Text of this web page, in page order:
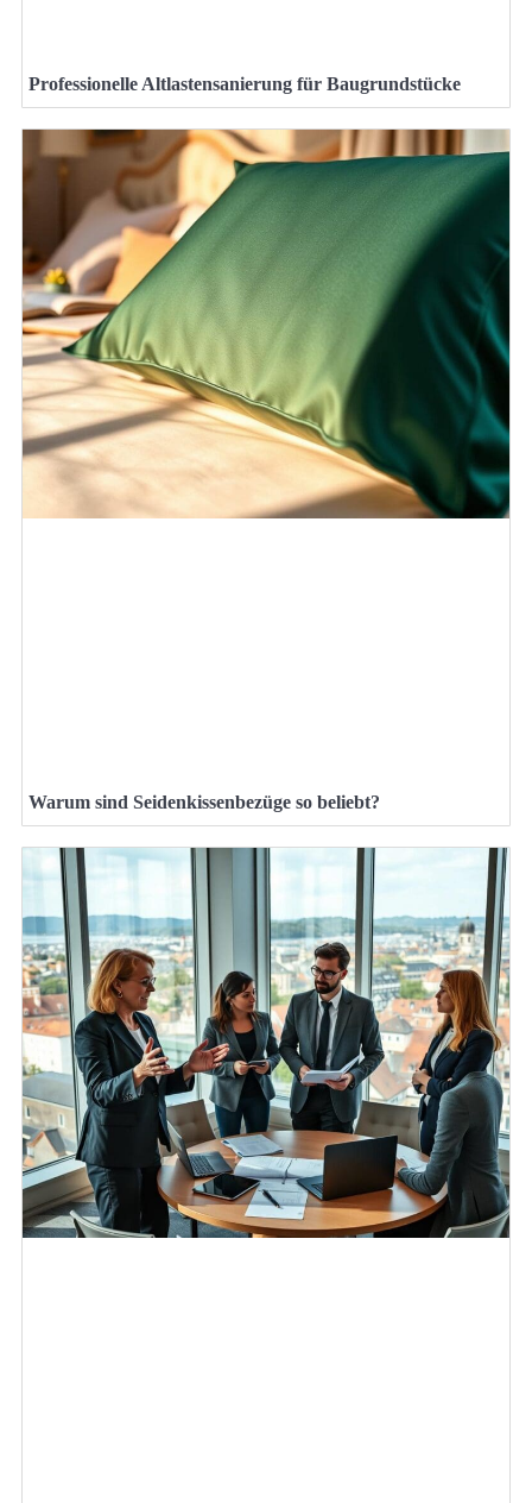
Professionelle Altlastensanierung für Baugrundstücke
Warum sind Seidenkissenbezüge so beliebt?